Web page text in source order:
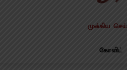
முக்கிய
கோவிட் –